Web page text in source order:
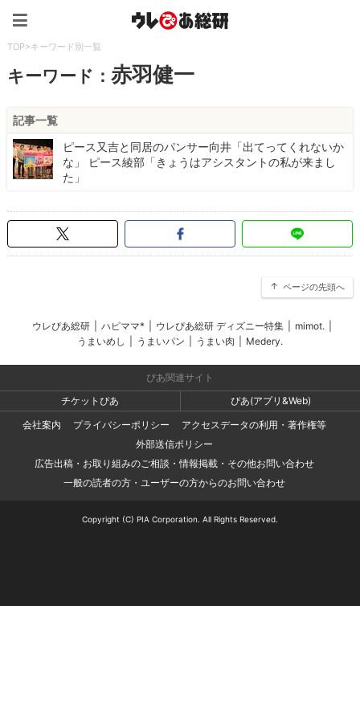
TOP>キーワード別一覧
キーワード：赤羽健一
記事一覧
ピース又吉と同居のパンサー向井「出てってくれないか
な」 ピース綾部「きょうはアシスタントの私が来まし
た」
ページの先頭へ
ウレぴあ総研 ハピママ* ウレぴあ総研 ディズニー特集 mimot.
うまいめし
うまいパン うまい肉 Medery.
ぴあ関連サイト
チケットぴあ
ぴあ(アプリ&Web)
会社案内
プライバシーポリシー
アクセスデータの利用・著作権等
外部送信ポリシー
広告出稿・お取り組みのご相談・情報掲載・その他お問い合わせ
一般の読者の方・ユーザーの方からのお問い合わせ
Copyright (C) PIA Corporation. All Rights Reserved.